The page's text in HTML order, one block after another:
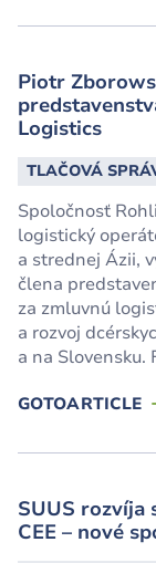
Piotr
Logistics
TLAČOVÁ
Spoločnosť
logistický
a strednej Ázii,
člena
za zmluvnú
a rozvoj
a na Slovensku.
GOTOARTICLE
SUUS rozvíja
CEE – nové